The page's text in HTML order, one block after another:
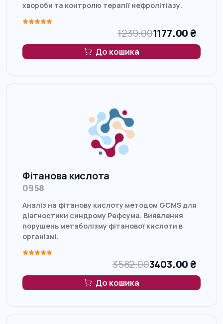
хвороби та контролю терапії нефролітіазу.
1239.001177.00₴
До кошика
Фітанова кислота
0958
Аналіз на фітанову кислоту методом GCMS для
діагностики синдрому Рефсума. Виявлення
порушень метаболізму фітанової кислоти в
організмі.
3582.003403.00₴
До кошика